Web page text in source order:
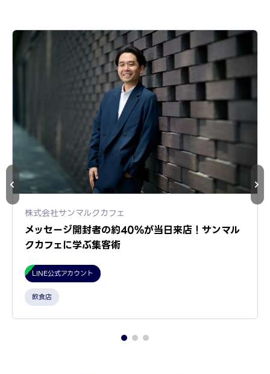
株式会社サンマルクカフェ
メッセージ開封者の約40%が当日来店！サンマル
クカフェに学ぶ集客術
LINE公式アカウント
飲食店